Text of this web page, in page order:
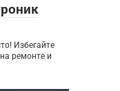
Избегайте
ремонте и